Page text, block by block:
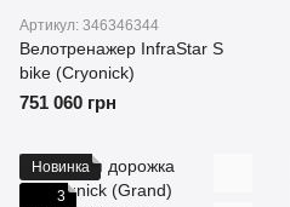
Артикул: 346346344
Велотренажер InfraStar S
bike (Cryonick)
751 060 грн
Новинка
3